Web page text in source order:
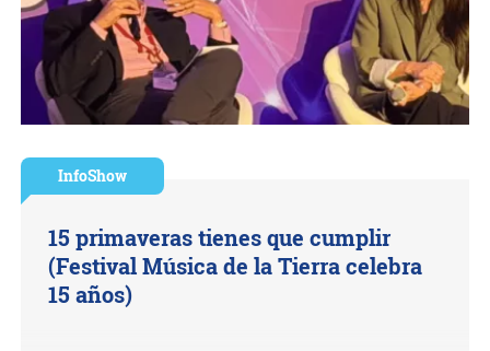
InfoShow
15 primaveras tienes que cumplir
(Festival Música de la Tierra celebra
15 años)